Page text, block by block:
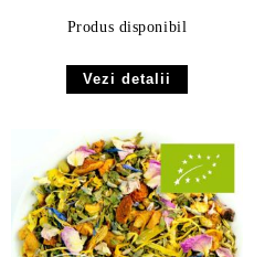
Produs disponibil
Vezi detalii